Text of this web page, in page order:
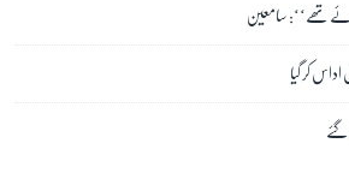
تھے‘‘: سامعین
کر گیا
گئے